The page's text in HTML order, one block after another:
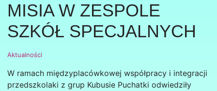
MISIA W ZESPOLE
SZKÓŁ SPECJALNYCH
Aktualności
W ramach międzyplacówkowej współpracy i integracji
przedszkolaki z grup Kubusie Puchatki odwiedziły